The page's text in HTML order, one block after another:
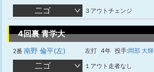
二ゴ ３アウトチェンジ
4回裏 青学大
2番 南野 倫平(左) 左打 4年 投手:岡部 大輝
二ゴ １アウト走者なし